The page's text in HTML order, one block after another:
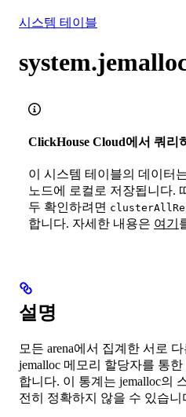
시스템 테이블
ClickHouse Cloud에서 쿼리
이 시스템 테이블의 데이터
노드에 로컬로 저장됩니다.
두 확인하려면
합니다. 자세한 내용은 여기
설명
모든 arena에서 집계한 서로
jemalloc 메모리 할당자를 통
합니다. 이 통계는 jemalloc의
전히 정확하지 않을 수 있습니